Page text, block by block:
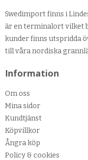
Swedimport finns i
är en terminalort vilket
kunder finns utspridda
till våra nordiska
Information
Om oss
Mina sidor
Kundtjänst
Köpvillkor
Ångra köp
Policy & cookies